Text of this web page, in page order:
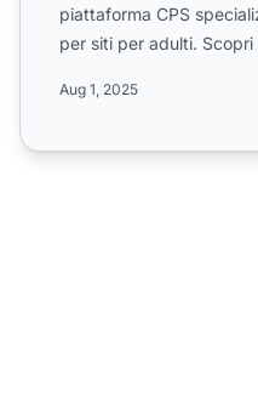
piattaforma CPS
per siti per adulti.
Aug 1, 2025